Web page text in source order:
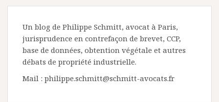
Un blog de Philippe Schmitt, avocat à Paris,
jurisprudence en contrefaçon de brevet, CCP,
base de données, obtention végétale et autres
débats de propriété industrielle.
Mail : philippe.schmitt@schmitt-avocats.fr